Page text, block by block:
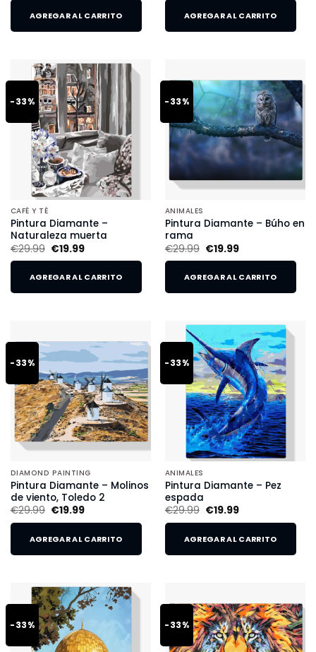
AGREGAR AL CARRITO AGREGAR AL CARRITO
-33%
CAFÉ Y TÉ
Pintura Diamante –
Naturaleza muerta
€29.99 €19.99
AGREGAR AL CARRITO
-33%
ANIMALES
Pintura Diamante – Búho en
rama
€29.99 €19.99
AGREGAR AL CARRITO
-33%
DIAMOND PAINTING
Pintura Diamante – Molinos
de viento, Toledo 2
€29.99 €19.99
AGREGAR AL CARRITO
-33%
ANIMALES
Pintura Diamante – Pez
espada
€29.99 €19.99
AGREGAR AL CARRITO
-33% -33%